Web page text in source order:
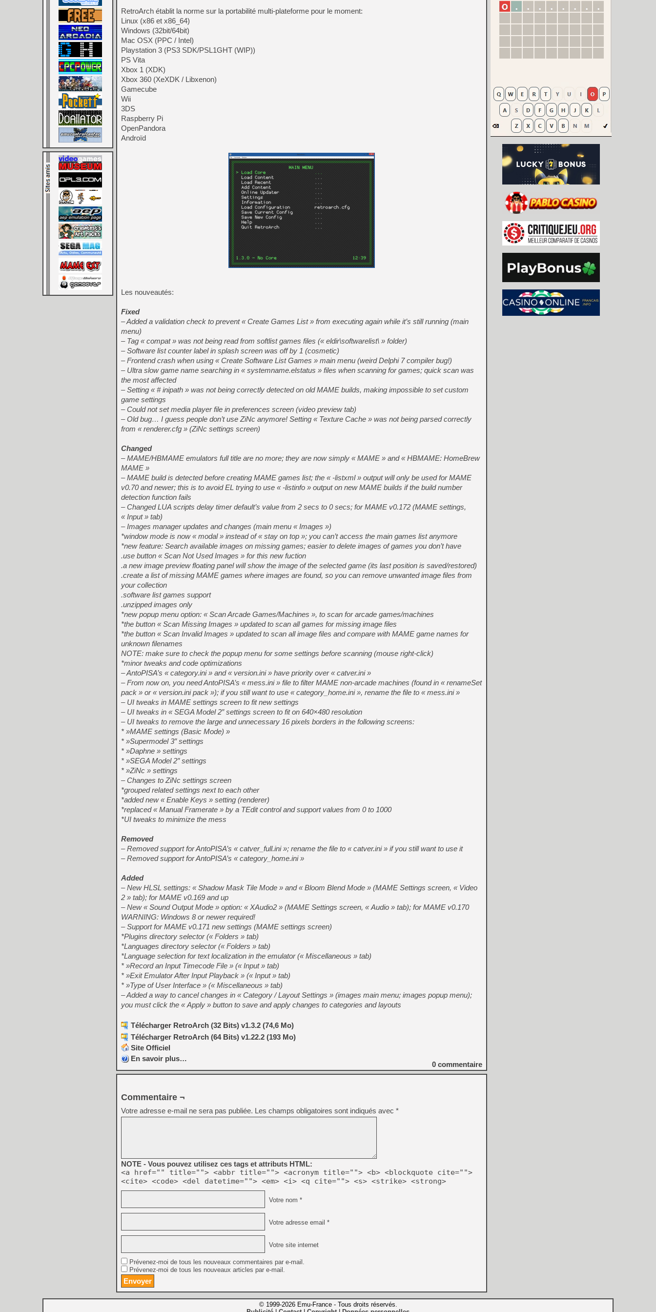
RetroArch établit la norme sur la portabilité multi-plateforme pour le moment:
Linux (x86 et x86_64)
Windows (32bit/64bit)
Mac OSX (PPC / Intel)
Playstation 3 (PS3 SDK/PSL1GHT (WIP))
PS Vita
Xbox 1 (XDK)
Xbox 360 (XeXDK / Libxenon)
Gamecube
Wii
3DS
Raspberry Pi
OpenPandora
Androïd
Les nouveautés:
Fixed
– Added a validation check to prevent « Create Games List » from executing again while it’s still running (main
menu)
– Tag « compat » was not being read from softlist games files (« eldir\softwarelist\ » folder)
– Software list counter label in splash screen was off by 1 (cosmetic)
– Frontend crash when using « Create Software List Games » main menu (weird Delphi 7 compiler bug!)
– Ultra slow game name searching in « systemname.elstatus » files when scanning for games; quick scan was
the most affected
– Setting « # inipath » was not being correctly detected on old MAME builds, making impossible to set custom
game settings
– Could not set media player file in preferences screen (video preview tab)
– Old bug… I guess people don’t use ZiNc anymore! Setting « Texture Cache » was not being parsed correctly
from « renderer.cfg » (ZiNc settings screen)
Changed
– MAME/HBMAME emulators full title are no more; they are now simply « MAME » and « HBMAME: HomeBrew
MAME »
– MAME build is detected before creating MAME games list; the « -listxml » output will only be used for MAME
v0.70 and newer; this is to avoid EL trying to use « -listinfo » output on new MAME builds if the build number
detection function fails
– Changed LUA scripts delay timer default’s value from 2 secs to 0 secs; for MAME v0.172 (MAME settings,
« Input » tab)
– Images manager updates and changes (main menu « Images »)
*window mode is now « modal » instead of « stay on top »; you can’t access the main games list anymore
*new feature: Search available images on missing games; easier to delete images of games you don’t have
.use button « Scan Not Used Images » for this new fuction
.a new image preview floating panel will show the image of the selected game (its last position is saved/restored)
.create a list of missing MAME games where images are found, so you can remove unwanted image files from
your collection
.software list games support
.unzipped images only
*new popup menu option: « Scan Arcade Games/Machines », to scan for arcade games/machines
*the button « Scan Missing Images » updated to scan all games for missing image files
*the button « Scan Invalid Images » updated to scan all image files and compare with MAME game names for
unknown filenames
NOTE: make sure to check the popup menu for some settings before scanning (mouse right-click)
*minor tweaks and code optimizations
– AntoPISA’s « category.ini » and « version.ini » have priority over « catver.ini »
– From now on, you need AntoPISA’s « mess.ini » file to filter MAME non-arcade machines (found in « renameSet
pack » or « version.ini pack »); if you still want to use « category_home.ini », rename the file to « mess.ini »
– UI tweaks in MAME settings screen to fit new settings
– UI tweaks in « SEGA Model 2″ settings screen to fit on 640×480 resolution
– UI tweaks to remove the large and unnecessary 16 pixels borders in the following screens:
* »MAME settings (Basic Mode) »
* »Supermodel 3″ settings
* »Daphne » settings
* »SEGA Model 2″ settings
* »ZiNc » settings
– Changes to ZiNc settings screen
*grouped related settings next to each other
*added new « Enable Keys » setting (renderer)
*replaced « Manual Framerate » by a TEdit control and support values from 0 to 1000
*UI tweaks to minimize the mess
Removed
– Removed support for AntoPISA’s « catver_full.ini »; rename the file to « catver.ini » if you still want to use it
– Removed support for AntoPISA’s « category_home.ini »
Added
– New HLSL settings: « Shadow Mask Tile Mode » and « Bloom Blend Mode » (MAME Settings screen, « Video
2 » tab); for MAME v0.169 and up
– New « Sound Output Mode » option: « XAudio2 » (MAME Settings screen, « Audio » tab); for MAME v0.170
WARNING: Windows 8 or newer required!
– Support for MAME v0.171 new settings (MAME settings screen)
*Plugins directory selector (« Folders » tab)
*Languages directory selector (« Folders » tab)
*Language selection for text localization in the emulator (« Miscellaneous » tab)
* »Record an Input Timecode File » (« Input » tab)
* »Exit Emulator After Input Playback » (« Input » tab)
* »Type of User Interface » (« Miscellaneous » tab)
– Added a way to cancel changes in « Category / Layout Settings » (images main menu; images popup menu);
you must click the « Apply » button to save and apply changes to categories and layouts
Télécharger RetroArch (32 Bits) v1.3.2 (74,6 Mo)
Télécharger RetroArch (64 Bits) v1.22.2 (193 Mo)
Site Officiel
En savoir plus…
0 commentaire
Commentaire ¬
Votre adresse e-mail ne sera pas publiée. Les champs obligatoires sont indiqués avec *
NOTE - Vous pouvez utilisez ces tags et attributs HTML:
<a href="" title=""> <abbr title=""> <acronym title=""> <b> <blockquote cite="">
<cite> <code> <del datetime=""> <em> <i> <q cite=""> <s> <strike> <strong>
Votre nom *
Votre adresse email *
Votre site internet
Prévenez-moi de tous les nouveaux commentaires par e-mail.
Prévenez-moi de tous les nouveaux articles par e-mail.
© 1999-2026 Emu-France - Tous droits réservés.